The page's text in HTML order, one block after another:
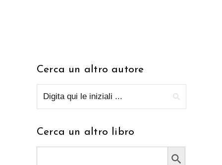
Cerca un altro autore
Cerca un altro libro
Search Button